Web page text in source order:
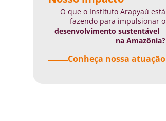
O que o Instituto Arapyaú está
fazendo para impulsionar o
desenvolvimento sustentável
na Amazônia?
Conheça nossa atuação